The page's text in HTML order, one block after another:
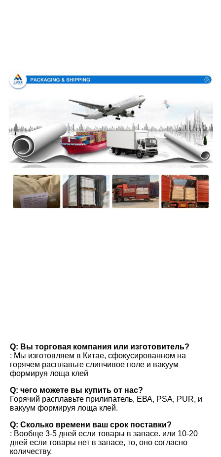
Q: Вы торговая компания или изготовитель?
: Мы изготовляем в Китае, сфокусированном на
горячем расплавьте слипчивое поле и вакуум
формируя лоща клей
Q: чего можете вы купить от нас?
Горячий расплавьте прилипатель, ЕВА, PSA, PUR, и
вакуум формируя лоща клей.
Q: Сколько времени ваш срок поставки?
: Вообще 3-5 дней если товары в запасе. или 10-20
дней если товары нет в запасе, то, оно согласно
количеству.